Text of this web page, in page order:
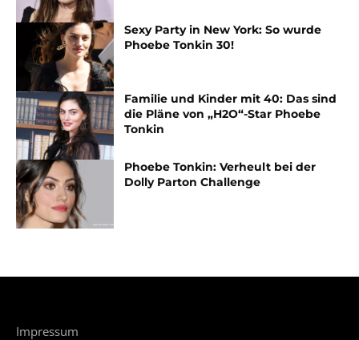
Sexy Party in New York: So wurde
Phoebe Tonkin 30!
Familie und Kinder mit 40: Das sind
die Pläne von „H2O“-Star Phoebe
Tonkin
Phoebe Tonkin: Verheult bei der
Dolly Parton Challenge
Impressum